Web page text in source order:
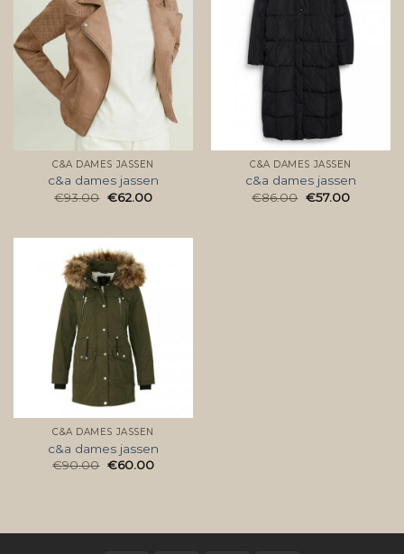
C&A DAMES JASSEN
c&a dames jassen
€93.00 €62.00
C&A DAMES JASSEN
c&a dames jassen
€86.00 €57.00
C&A DAMES JASSEN
c&a dames jassen
€90.00 €60.00